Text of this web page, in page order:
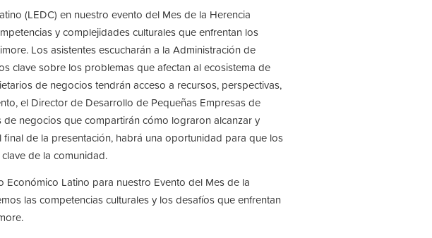
(LEDC) en nuestro evento del Mes de la Herencia
y complejidades culturales que enfrentan los
Los asistentes escucharán a la Administración de
clave sobre los problemas que afectan al ecosistema de
de negocios tendrán acceso a recursos, perspectivas,
el Director de Desarrollo de Pequeñas Empresas de
negocios que compartirán cómo lograron alcanzar y
de la presentación, habrá una oportunidad para que los
de la comunidad.
Económico Latino para nuestro Evento del Mes de la
las competencias culturales y los desafíos que enfrentan